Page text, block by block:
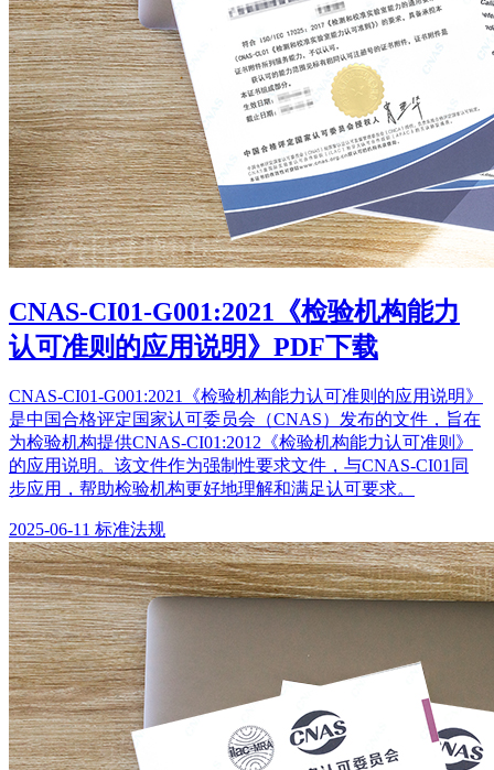
CNAS-CI01-G001:2021《检验机构能力
认可准则的应用说明》PDF下载
CNAS-CI01-G001:2021《检验机构能力认可准则的应用说明》
是中国合格评定国家认可委员会（CNAS）发布的文件，旨在
为检验机构提供CNAS-CI01:2012《检验机构能力认可准则》
的应用说明。该文件作为强制性要求文件，与CNAS-CI01同
步应用，帮助检验机构更好地理解和满足认可要求。
2025-06-11 标准法规